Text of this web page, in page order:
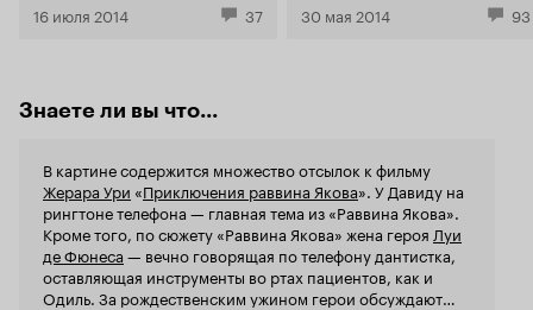
16 июля 2014 37 30 мая 2014 93
Знаете ли вы что...
В картине содержится множество отсылок к фильму
Жерара Ури «Приключения раввина Якова». У Давиду на
рингтоне телефона — главная тема из «Раввина Якова».
Кроме того, по сюжету «Раввина Якова» жена героя Луи
де Фюнеса — вечно говорящая по телефону дантистка,
оставляющая инструменты во ртах пациентов, как и
Одиль. За рождественским ужином герои обсуждают